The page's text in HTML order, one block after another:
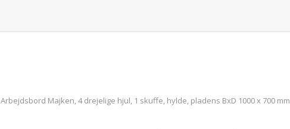
Arbejdsbord Majken, 4 drejelige hjul, 1 skuffe, hylde, pladens BxD 1000 x 700 mm